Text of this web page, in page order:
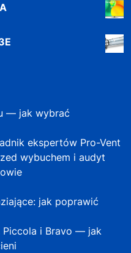
— jak wybrać
ekspertów Pro-Vent
wybuchem i audyt
jak poprawić
Piccola i Bravo — jak